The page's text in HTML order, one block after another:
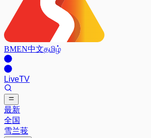
BMEN中文தமிழ்
LiveTV
最新
全国
雪兰莪